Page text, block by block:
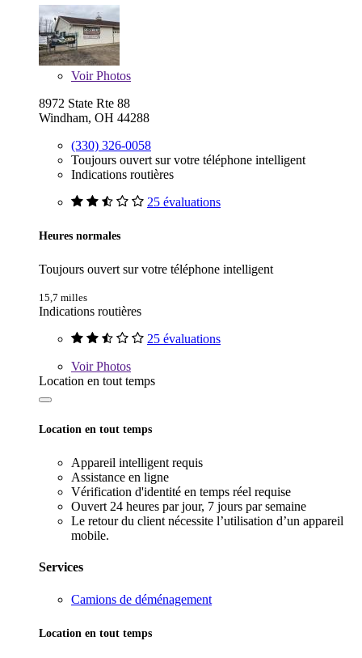
VoirPhotos
8972 State Rte 88
Windham, OH 44288
(330) 326-0058
Toujours ouvert sur votre téléphone intelligent
Indications routières
25 évaluations
Heures normales
Toujours ouvert sur votre téléphone intelligent
15,7 milles
Indications routières
25 évaluations
VoirPhotos
Location en tout temps
Location en tout temps
Appareil intelligent requis
Assistance en ligne
Vérification d'identité en temps réel requise
Ouvert 24 heures par jour, 7 jours par semaine
Le retour du client nécessite l’utilisation d’un appareil
mobile.
Services
Camions de déménagement
Location en tout temps